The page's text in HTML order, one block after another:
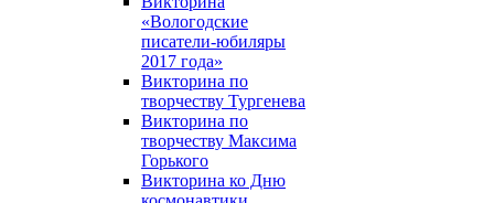
«Вологодские
писатели-юбиляры
2017 года»
Викторина по
творчеству Тургенева
Викторина по
творчеству Максима
Горького
Викторина ко Дню